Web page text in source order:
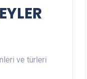
ve türleri